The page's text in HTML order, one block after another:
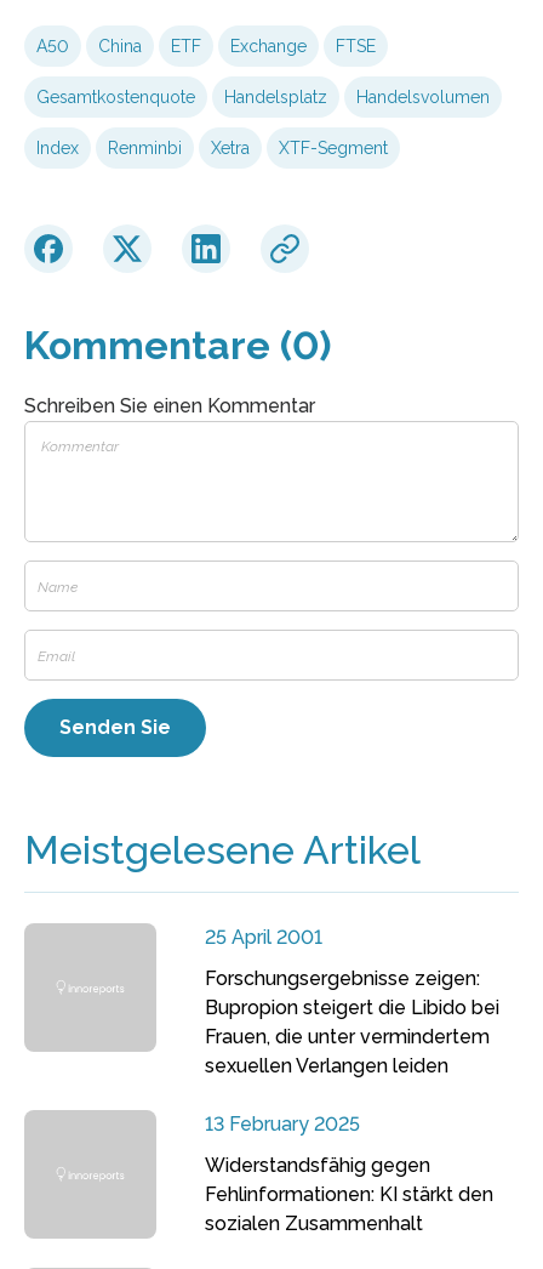
A50 China ETF Exchange FTSE
Gesamtkostenquote Handelsplatz Handelsvolumen
Index Renminbi Xetra XTF-Segment
Kommentare (0)
Schreiben Sie einen Kommentar
Meistgelesene Artikel
25 April 2001
Forschungsergebnisse zeigen:
Bupropion steigert die Libido bei
Frauen, die unter vermindertem
sexuellen Verlangen leiden
13 February 2025
Widerstandsfähig gegen
Fehlinformationen: KI stärkt den
sozialen Zusammenhalt